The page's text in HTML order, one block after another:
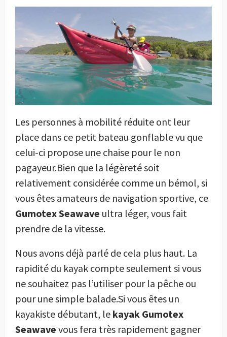
Les personnes à mobilité réduite ont leur
place dans ce petit bateau gonflable vu que
celui-ci propose une chaise pour le non
pagayeur.Bien que la légèreté soit
relativement considérée comme un bémol, si
vous êtes amateurs de navigation sportive, ce
Gumotex Seawave ultra léger, vous fait
prendre de la vitesse.
Nous avons déjà parlé de cela plus haut. La
rapidité du kayak compte seulement si vous
ne souhaitez pas l’utiliser pour la pêche ou
pour une simple balade.Si vous êtes un
kayakiste débutant, le kayak Gumotex
Seawave vous fera très rapidement gagner